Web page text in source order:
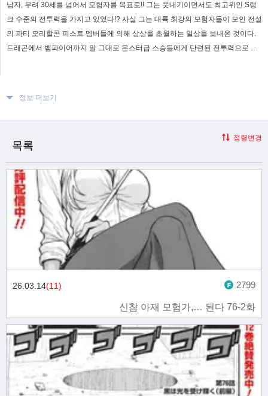
남자, 무려 30세를 넘어서 모험자를 목표로!! 그는 풋내기이면서도 최고위인 S랭
크 수준의 전투력을 가지고 있었다!? 사실 그는 대륙 최강의 모험자들이 모인 전설
의 파티 오리할콘 피스트 멤버들에 의해 상상을 초월하는 일상을 보내온 것이다.
드래곤에서 뱀파이어까지 말 그대로 몬스터급 스승들에게 단련된 전투력으로 얕
정보 더보기
목록
정렬변경
신참 아재 모험가,… 된다 76-2화
26.03.14(11) 2799